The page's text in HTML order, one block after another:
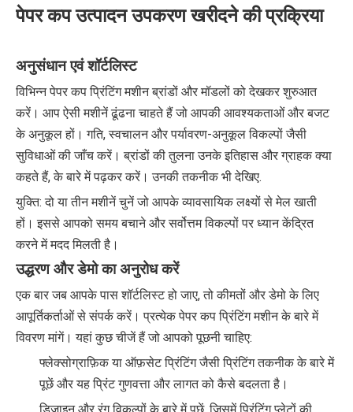
पेपर कप उत्पादन उपकरण खरीदने की प्रक्रिया
अनुसंधान एवं शॉर्टलिस्ट
विभिन्न पेपर कप प्रिंटिंग मशीन ब्रांडों और मॉडलों को देखकर शुरुआत
करें। आप ऐसी मशीनें ढूंढना चाहते हैं जो आपकी आवश्यकताओं और बजट
के अनुकूल हों। गति, स्वचालन और पर्यावरण-अनुकूल विकल्पों जैसी
सुविधाओं की जाँच करें। ब्रांडों की तुलना उनके इतिहास और ग्राहक क्या
कहते हैं, के बारे में पढ़कर करें। उनकी तकनीक भी देखिए.
युक्ति: दो या तीन मशीनें चुनें जो आपके व्यावसायिक लक्ष्यों से मेल खाती
हों। इससे आपको समय बचाने और सर्वोत्तम विकल्पों पर ध्यान केंद्रित
करने में मदद मिलती है।
उद्धरण और डेमो का अनुरोध करें
एक बार जब आपके पास शॉर्टलिस्ट हो जाए, तो कीमतों और डेमो के लिए
आपूर्तिकर्ताओं से संपर्क करें। प्रत्येक पेपर कप प्रिंटिंग मशीन के बारे में
विवरण मांगें। यहां कुछ चीजें हैं जो आपको पूछनी चाहिए:
फ्लेक्सोग्राफ़िक या ऑफ़सेट प्रिंटिंग जैसी प्रिंटिंग तकनीक के बारे में
पूछें और यह प्रिंट गुणवत्ता और लागत को कैसे बदलता है।